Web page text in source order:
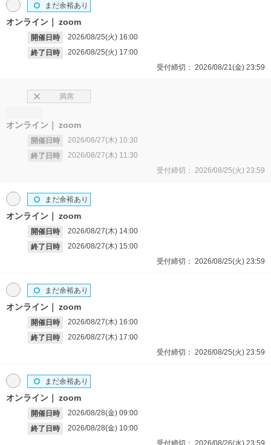
オンライン zoom
開催日時 2026/08/25(火) 16:00
終了日時
2026/08/25(火) 17:00
まだ余裕あり
受付締切： 2026/08/21(金) 23:59
オンライン zoom
開催日時 2026/08/27(木) 10:30
終了日時
2026/08/27(木) 11:30
満席
受付締切： 2026/08/25(火) 23:59
オンライン zoom
開催日時 2026/08/27(木) 14:00
終了日時
2026/08/27(木) 15:00
まだ余裕あり
受付締切： 2026/08/25(火) 23:59
オンライン zoom
開催日時 2026/08/27(木) 16:00
終了日時
2026/08/27(木) 17:00
まだ余裕あり
受付締切： 2026/08/25(火) 23:59
オンライン zoom
開催日時 2026/08/28(金) 09:00
終了日時
2026/08/28(金) 10:00
まだ余裕あり